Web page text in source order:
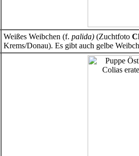
Weißes Weibchen (f. palida) (Zuchtfoto
Krems/Donau). Es gibt auch gelbe